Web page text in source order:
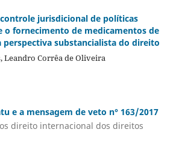
jurisdicional de políticas
o fornecimento de medicamentos de
substancialista do direito
Leandro Corrêa de Oliveira
e a mensagem de veto n° 163/2017
direito internacional dos direitos